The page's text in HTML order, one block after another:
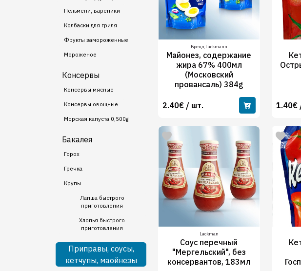
Пельмени, вареники
Колбаски для гриля
Фрукты замороженные
Мороженое
Консервы
Консервы мясные
Консервы овощные
Морская капуста 0,500g
Бакалея
Горох
Гречка
Крупы
Лапша быстрого
приготовления
Хлопья быстрого
приготовления
Приправы, соусы,
кетчупы, маойнезы
Бренд Lackmann
Майонез, содержание
жира 67% 400мл
(Московский
провансаль) 384g
2.40€ / шт. 1.40€
Lackman
Соус перечный
"Мергельский", без
консервантов, 183мл